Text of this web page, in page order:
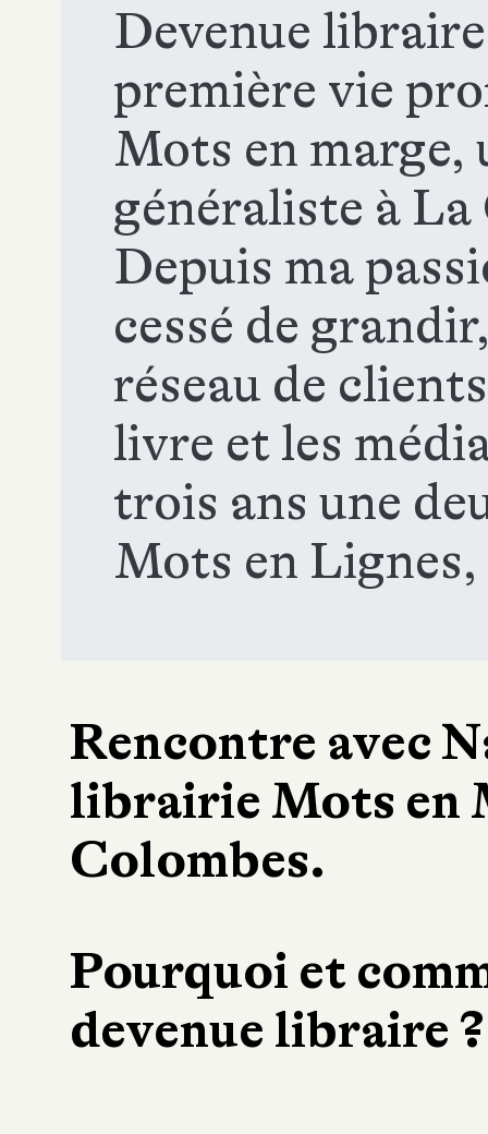
Devenue
première vie
Mots en
généraliste à
Depuis ma
cessé de
réseau de
livre et les
trois ans une
Mots en
Rencontre avec
librairie Mots en
Colombes.
Pourquoi et
devenue libraire